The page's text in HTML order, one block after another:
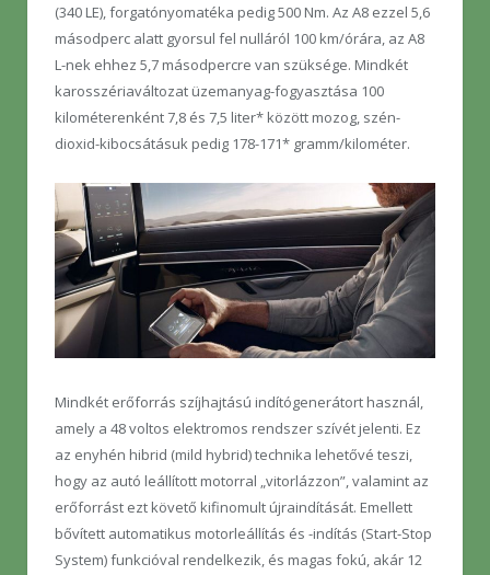
(340 LE), forgatónyomatéka pedig 500 Nm. Az A8 ezzel 5,6
másodperc alatt gyorsul fel nulláról 100 km/órára, az A8
L-nek ehhez 5,7 másodpercre van szüksége. Mindkét
karosszériaváltozat üzemanyag-fogyasztása 100
kilométerenként 7,8 és 7,5 liter* között mozog, szén-
dioxid-kibocsátásuk pedig 178-171* gramm/kilométer.
Mindkét erőforrás szíjhajtású indítógenerátort használ,
amely a 48 voltos elektromos rendszer szívét jelenti. Ez
az enyhén hibrid (mild hybrid) technika lehetővé teszi,
hogy az autó leállított motorral „vitorlázzon”, valamint az
erőforrást ezt követő kifinomult újraindítását. Emellett
bővített automatikus motorleállítás és -indítás (Start-Stop
System) funkcióval rendelkezik, és magas fokú, akár 12